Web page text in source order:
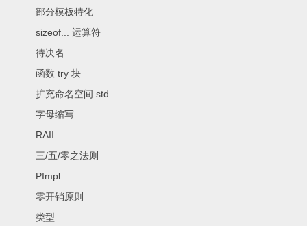
部分模板特化
sizeof... 运算符
待决名
函数 try 块
扩充命名空间 std
字母缩写
RAII
三/五/零之法则
PImpl
零开销原则
类型